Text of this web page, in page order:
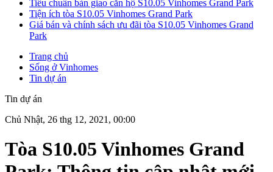
Tiêu chuẩn bàn giao căn hộ S10.05 Vinhomes Grand Park
Tiện ích tòa S10.05 Vinhomes Grand Park
Giá bán và chính sách ưu đãi tòa S10.05 Vinhomes Grand
Park
Trang chủ
Sống ở Vinhomes
Tin dự án
Tin dự án
Chủ Nhật, 26 thg 12, 2021, 00:00
Tòa S10.05 Vinhomes Grand